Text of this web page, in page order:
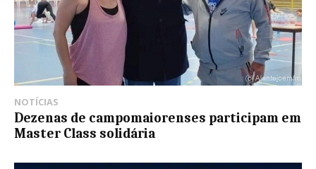
NOTÍCIAS
Dezenas de campomaiorenses participam em
Master Class solidária